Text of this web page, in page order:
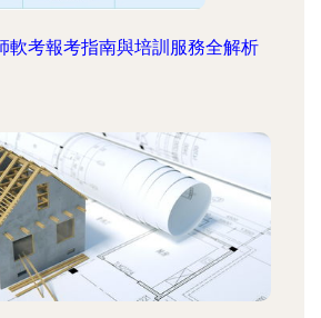
軟考報考指南與培訓服務全解析